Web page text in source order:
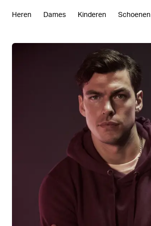
Heren Dames Kinderen Schoenen